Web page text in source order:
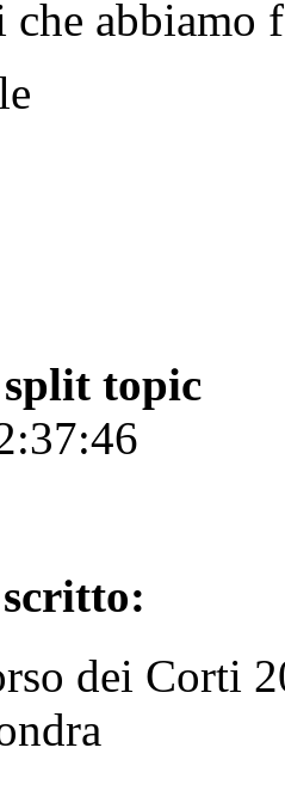
che
topic
dei Corti